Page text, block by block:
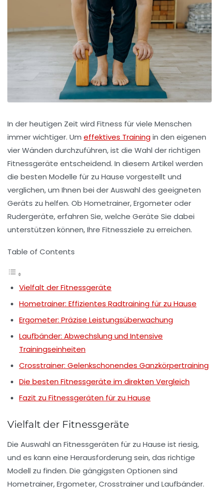
In der heutigen Zeit wird Fitness für viele Menschen
immer wichtiger. Um effektives Trainingin den eigenen
vier Wänden durchzuführen, ist die Wahl der richtigen
Fitnessgeräte entscheidend. In diesem Artikel werden
die besten Modelle für zu Hause vorgestellt und
verglichen, um Ihnen bei der Auswahl des geeigneten
Geräts zu helfen. Ob Hometrainer,Ergometeroder
Rudergeräte, erfahren Sie, welche Geräte Sie dabei
unterstützen können, Ihre Fitnessziele zu erreichen.
Table of Contents
Vielfalt der Fitnessgeräte
Hometrainer: Effizientes Radtraining für zu Hause
Ergometer: Präzise Leistungsüberwachung
Laufbänder: Abwechslung und Intensive
Trainingseinheiten
Crosstrainer: Gelenkschonendes Ganzkörpertraining
Die besten Fitnessgeräte im direkten Vergleich
Fazit zu Fitnessgeräten für zu Hause
Vielfalt der Fitnessgeräte
Die Auswahl an Fitnessgeräten für zu Hause ist riesig,
und es kann eine Herausforderung sein, das richtige
Modell zu finden. Die gängigsten Optionen sind
Hometrainer,Ergometer,Crosstrainerund Laufbänder.